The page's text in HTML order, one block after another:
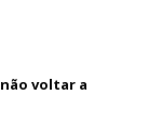
voltar a